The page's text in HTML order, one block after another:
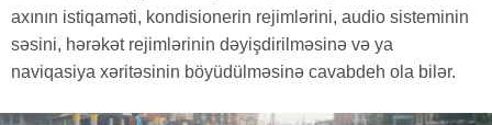
axının istiqaməti, kondisionerin rejimlərini, audio sisteminin
səsini, hərəkət rejimlərinin dəyişdirilməsinə və ya
naviqasiya xəritəsinin böyüdülməsinə cavabdeh ola bilər.